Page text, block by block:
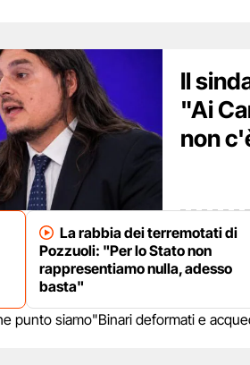
Il
"Ai
non
La rabbia dei terremotati di
Pozzuoli: "Per lo Stato non
rappresentiamo nulla, adesso
basta"
punto siamo"Binari deformati e